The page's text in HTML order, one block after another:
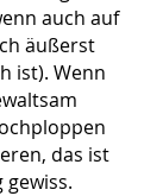
auch auf
äußerst
ist). Wenn
das ist